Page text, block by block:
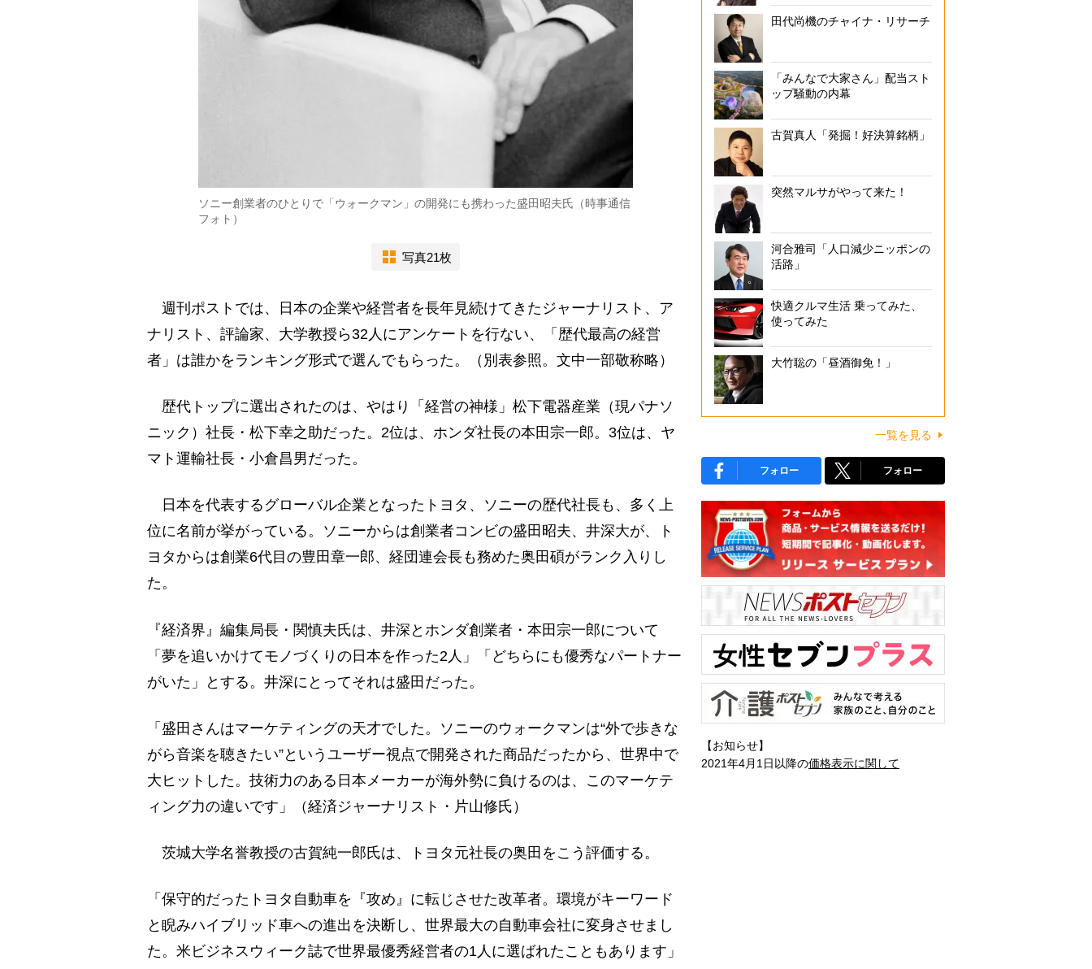
ソニー創業者のひとりで「ウォークマン」の開発にも携わった盛田昭夫氏（時事通信
フォト）
写真21枚
週刊ポストでは、日本の企業や経営者を長年見続けてきたジャーナリスト、ア
ナリスト、評論家、大学教授ら32人にアンケートを行ない、「歴代最高の経営
者」は誰かをランキング形式で選んでもらった。（別表参照。文中一部敬称略）
歴代トップに選出されたのは、やはり「経営の神様」松下電器産業（現パナソ
ニック）社長・松下幸之助だった。2位は、ホンダ社長の本田宗一郎。3位は、ヤ
マト運輸社長・小倉昌男だった。
日本を代表するグローバル企業となったトヨタ、ソニーの歴代社長も、多く上
位に名前が挙がっている。ソニーからは創業者コンビの盛田昭夫、井深大が、ト
ヨタからは創業6代目の豊田章一郎、経団連会長も務めた奥田碩がランク入りし
た。
『経済界』編集局長・関慎夫氏は、井深とホンダ創業者・本田宗一郎について
「夢を追いかけてモノづくりの日本を作った2人」「どちらにも優秀なパートナー
がいた」とする。井深にとってそれは盛田だった。
「盛田さんはマーケティングの天才でした。ソニーのウォークマンは“外で歩きな
がら音楽を聴きたい”というユーザー視点で開発された商品だったから、世界中で
大ヒットした。技術力のある日本メーカーが海外勢に負けるのは、このマーケテ
ィング力の違いです」（経済ジャーナリスト・片山修氏）
茨城大学名誉教授の古賀純一郎氏は、トヨタ元社長の奥田をこう評価する。
「保守的だったトヨタ自動車を『攻め』に転じさせた改革者。環境がキーワード
と睨みハイブリッド車への進出を決断し、世界最大の自動車会社に変身させまし
た。米ビジネスウィーク誌で世界最優秀経営者の1人に選ばれたこともあります」
田代尚機のチャイナ・リサーチ
「みんなで大家さん」配当スト
ップ騒動の内幕
古賀真人「発掘！好決算銘柄」
突然マルサがやって来た！
河合雅司「人口減少ニッポンの
活路」
快適クルマ生活 乗ってみた、
使ってみた
大竹聡の「昼酒御免！」
一覧を見る
フォロー フォロー
【お知らせ】
2021年4月1日以降の価格表示に関して